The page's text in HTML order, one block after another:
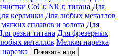
CoCr, NiCr, титана Для
керамики Для любых металлов
сплавов и золота Для
резки титана Для фрезерных
металлов Мелкая нарезка
Показать еще